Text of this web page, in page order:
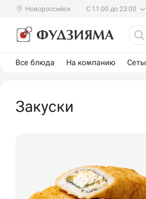
Новороссийск С 11:00 до 23:00
Все блюда На компанию Сеты
Закуски